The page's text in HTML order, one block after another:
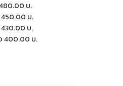
บ.
450.00 บ.
430.00 บ.
400.00 บ.